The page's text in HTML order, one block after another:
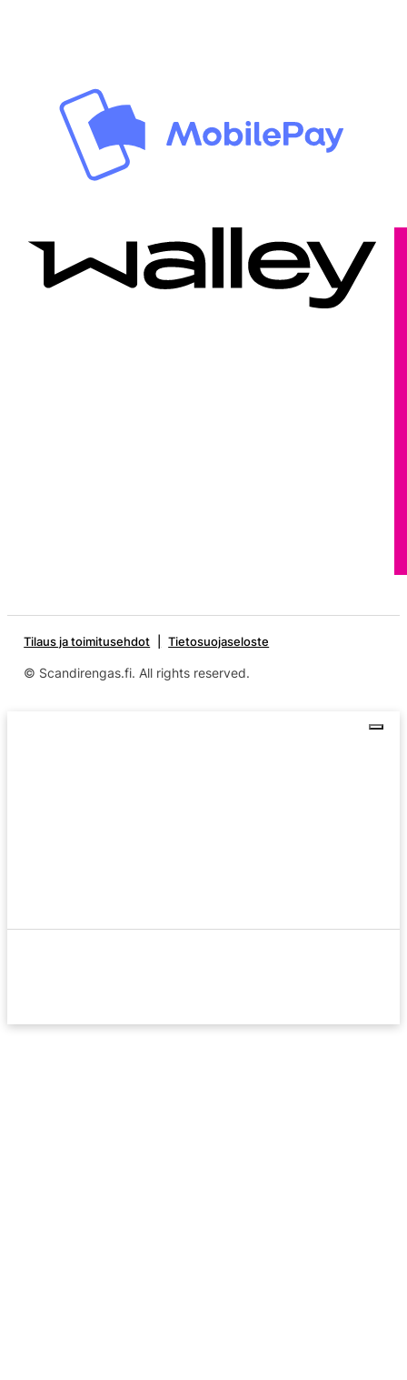
Tilaus ja toimitusehdot Tietosuojaseloste
© Scandirengas.fi. All rights reserved.